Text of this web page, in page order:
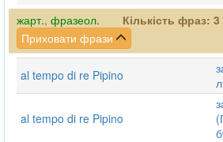
жарт., фразеол. Кількість фраз: 3
Приховати фрази
al tempo di re Pipino
al tempo di re Pipino